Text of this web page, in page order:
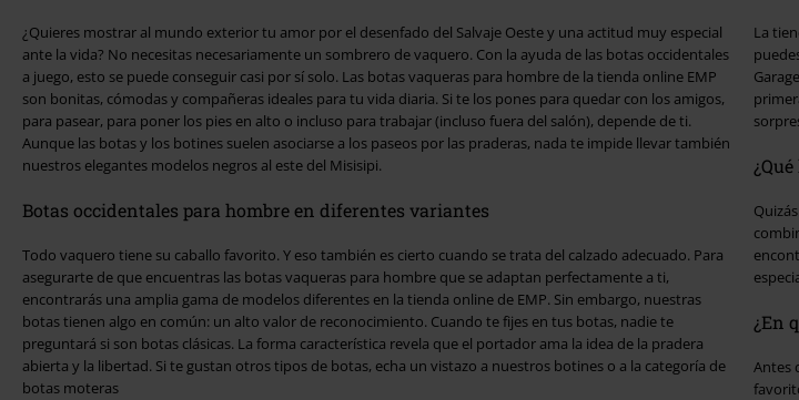
¿Quieres mostrar al mundo exterior tu amor por el desenfado del Salvaje Oeste y una actitud muy especial
ante la vida? No necesitas necesariamente un sombrero de vaquero. Con la ayuda de las botas occidentales
a juego, esto se puede conseguir casi por sí solo. Las botas vaqueras para hombre de la tienda online EMP
son bonitas, cómodas y compañeras ideales para tu vida diaria. Si te los pones para quedar con los amigos,
para pasear, para poner los pies en alto o incluso para trabajar (incluso fuera del salón), depende de ti.
Aunque las botas y los botines suelen asociarse a los paseos por las praderas, nada te impide llevar también
nuestros elegantes modelos negros al este del Misisipi.
Botas occidentales para hombre en diferentes variantes
Todo vaquero tiene su caballo favorito. Y eso también es cierto cuando se trata del calzado adecuado. Para
asegurarte de que encuentras las botas vaqueras para hombre que se adaptan perfectamente a ti,
encontrarás una amplia gama de modelos diferentes en la tienda online de EMP. Sin embargo, nuestras
botas tienen algo en común: un alto valor de reconocimiento. Cuando te fijes en tus botas, nadie te
preguntará si son botas clásicas. La forma característica revela que el portador ama la idea de la pradera
abierta y la libertad. Si te gustan otros tipos de botas, echa un vistazo a nuestros botines o a la categoría de
botas moteras
La
¿En
Antes
favorito. Todas nuestras botas vaqueras para hombre se caracterizan por su alta